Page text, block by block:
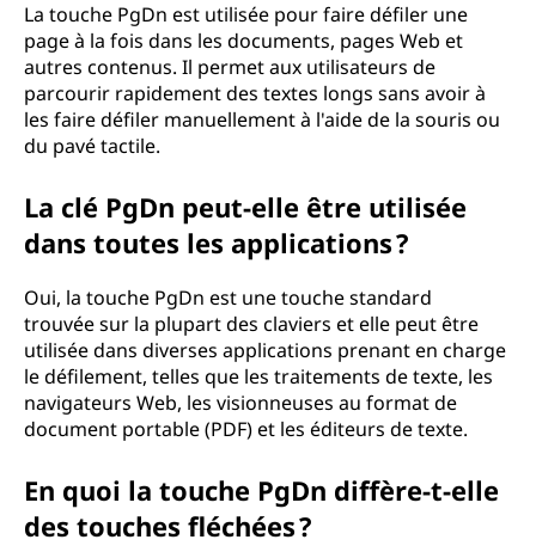
La touche PgDn est utilisée pour faire défiler une
page à la fois dans les documents, pages Web et
autres contenus. Il permet aux utilisateurs de
parcourir rapidement des textes longs sans avoir à
les faire défiler manuellement à l'aide de la souris ou
du pavé tactile.
La clé PgDn peut-elle être utilisée
dans toutes les applications ?
Oui, la touche PgDn est une touche standard
trouvée sur la plupart des claviers et elle peut être
utilisée dans diverses applications prenant en charge
le défilement, telles que les traitements de texte, les
navigateurs Web, les visionneuses au format de
document portable (PDF) et les éditeurs de texte.
En quoi la touche PgDn diffère-t-elle
des touches fléchées ?